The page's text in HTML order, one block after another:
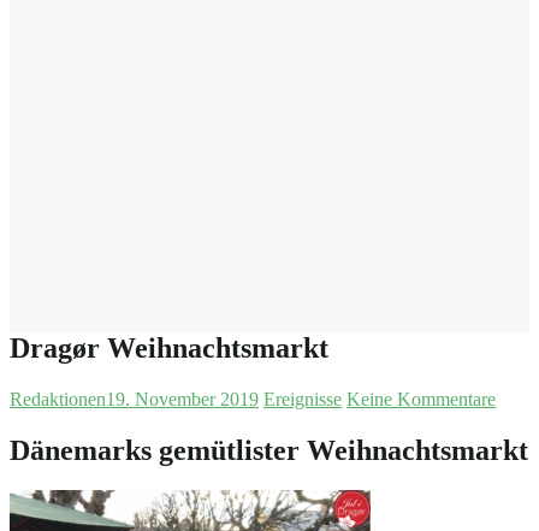
Dragør Weihnachtsmarkt
Redaktionen19. November 2019 Ereignisse Keine Kommentare
Dänemarks gemütlister Weihnachtsmarkt